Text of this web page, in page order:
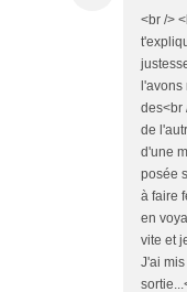
<br />
des<br
de
d'une
posée
à faire
en
vite et
J'ai